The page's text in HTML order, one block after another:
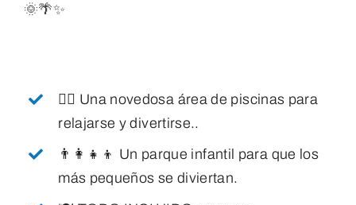
🌞🌴✨
🏊‍♂️ Una novedosa área de piscinas para
relajarse y divertirse..
👨‍👩‍👧‍👦 Un parque infantil para que los
más pequeños se diviertan.